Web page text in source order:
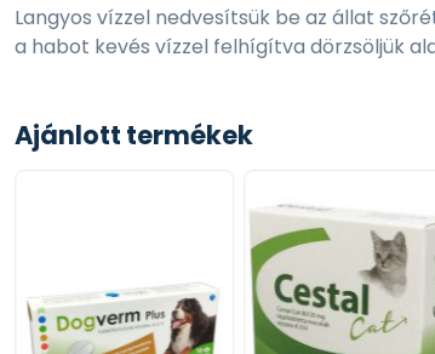
Langyos vízzel nedvesítsük be az állat
a habot kevés vízzel felhígítva dörzsöljük
Figyelmeztetések:
Ügyelni kell rá, hogy a termék ne kerüljön
vízzel alaposan ki kell öblíteni. A termék
Ajánlott termékek